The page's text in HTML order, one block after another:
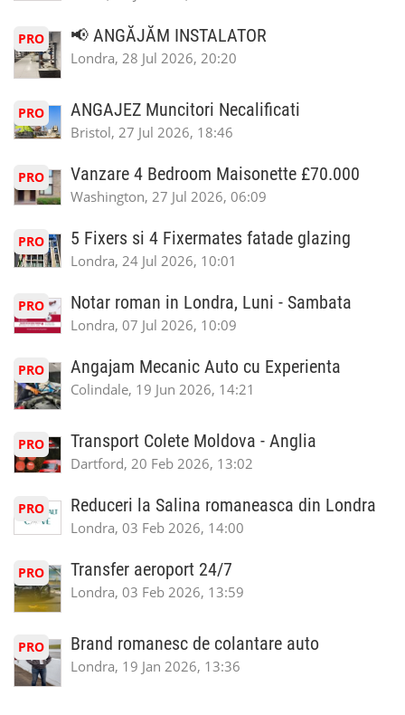
PRO 📢 ANGĂJĂM INSTALATOR
Londra, 28 Jul 2026, 20:20
PRO ANGAJEZ Muncitori Necalificati
Bristol, 27 Jul 2026, 18:46
PRO Vanzare 4 Bedroom Maisonette £70.000
Washington, 27 Jul 2026, 06:09
PRO 5 Fixers si 4 Fixermates fatade glazing
Londra, 24 Jul 2026, 10:01
PRO Notar roman in Londra, Luni - Sambata
Londra, 07 Jul 2026, 10:09
PRO Angajam Mecanic Auto cu Experienta
Colindale, 19 Jun 2026, 14:21
PRO Transport Colete Moldova - Anglia
Dartford, 20 Feb 2026, 13:02
PRO Reduceri la Salina romaneasca din Londra
Londra, 03 Feb 2026, 14:00
PRO Transfer aeroport 24/7
Londra, 03 Feb 2026, 13:59
PRO Brand romanesc de colantare auto
Londra, 19 Jan 2026, 13:36